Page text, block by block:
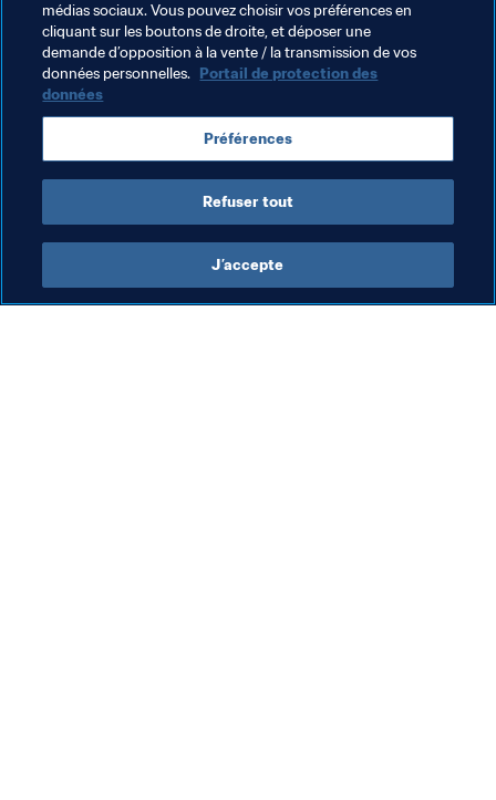
Khamsoon / Cinquante
Miya / Cent
Alf / Mille
médias sociaux. Vous pouvez choisir vos préférences en
cliquant sur les boutons de droite, et déposer une
demande d’opposition à la vente / la transmission de vos
données personnelles. Portail de protection des
données
Préférences
Refuser tout
J’accepte